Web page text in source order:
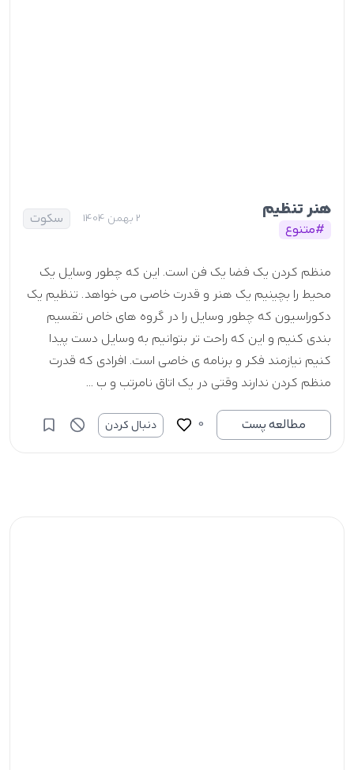
هنر تنظیم
#متنوع
2 بهمن 1404 سکوت
منظم کردن یک فضا یک فن است. این که چطور وسایل یک
محیط را بچینیم یک هنر و قدرت خاصی می خواهد. تنظیم یک
دکوراسیون که چطور وسایل را در گروه های خاص تقسیم
بندی کنیم و این که راحت تر بتوانیم به وسایل دست پیدا
کنیم نیازمند فکر و برنامه ی خاصی است. افرادی که قدرت
منظم کردن ندارند وقتی در یک اتاق نامرتب و ب ...
مطالعه پست
0 دنبال کردن